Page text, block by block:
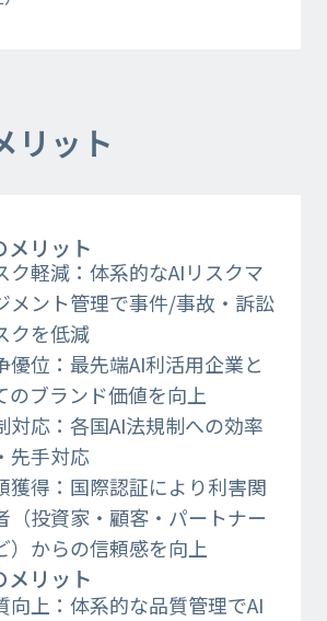
リット
メリット​
ク軽減：体系的なAIリスクマ
メント管理で事件/事故・訴訟
クを低減
優位：最先端AI利活用企業と
のブランド価値を向上
対応：各国AI法規制への効率
先手対応
獲得：国際認証により利害関
（投資家・顧客・パートナー
）からの信頼感を向上
メリット
向上：体系的な品質管理でAI